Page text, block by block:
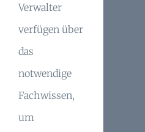
Verwalter
verfügen über
das
notwendige
Fachwissen,
um